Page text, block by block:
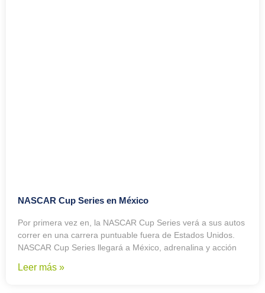
NASCAR Cup Series en México
Por primera vez en, la NASCAR Cup Series verá a sus autos
correr en una carrera puntuable fuera de Estados Unidos.
NASCAR Cup Series llegará a México, adrenalina y acción
Leer más »